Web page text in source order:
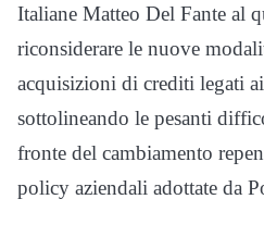
Italiane Matteo Del Fante al
riconsiderare le nuove
acquisizioni di crediti legati
sottolineando le pesanti
fronte del cambiamento
policy aziendali adottate da